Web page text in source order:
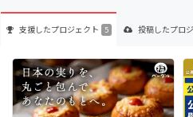
支援したプロジェクト 5 投稿したプロ